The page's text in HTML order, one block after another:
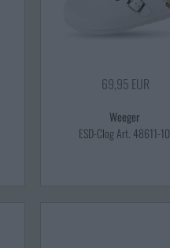
69,95 EUR
Weeger
ESD-Clog Art. 48611-10